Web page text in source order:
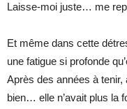
Laisse-moi juste… me
Et même dans cette
une fatigue si profonde
Après des années à tenir,
bien… elle n’avait plus la